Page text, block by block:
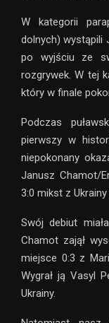
W kategorii
dolnych) wystąpili
po wyjściu ze
rozgrywek. W tej
który w finale
Podczas
pierwszy w
niepokonany
Janusz Chamot/
3:0 mikst z
Swój debiut
Chamot zajął
miejsce 0:3 z
Wygrał ją Vasyl
Ukrainy.